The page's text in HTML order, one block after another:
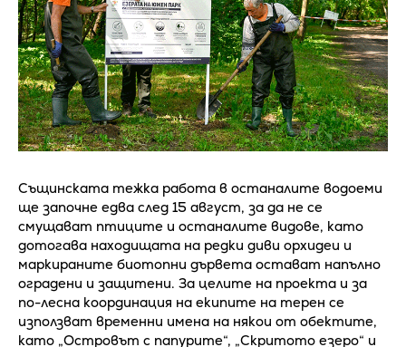
Същинската тежка работа в останалите водоеми
ще започне едва след 15 август, за да не се
смущават птиците и останалите видове, като
дотогава находищата на редки диви орхидеи и
маркираните биотопни дървета остават напълно
оградени и защитени. За целите на проекта и за
по-лесна координация на екипите на терен се
използват временни имена на някои от обектите,
като „Островът с папурите“, „Скритото езеро“ и